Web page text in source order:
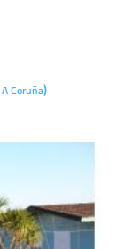
A Coruña)